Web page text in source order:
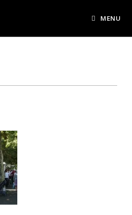
MENU